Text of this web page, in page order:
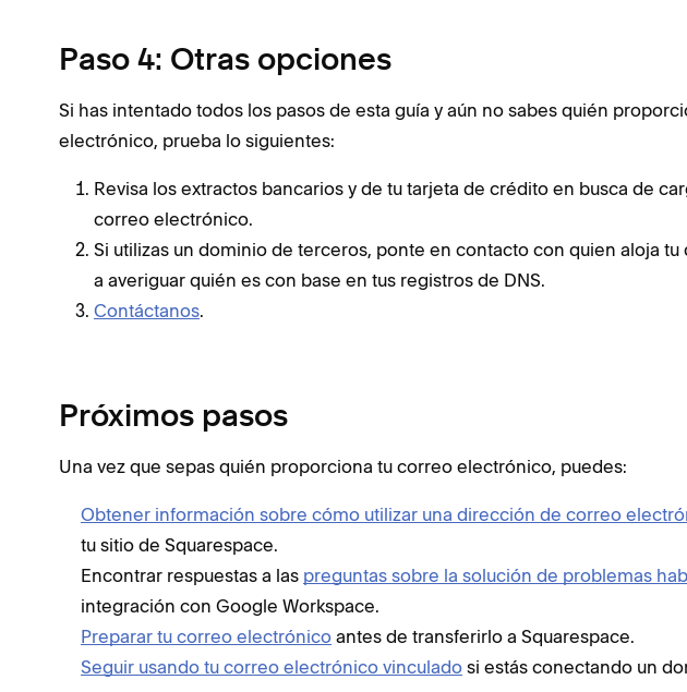
Paso 4: Otras opciones
Si has intentado todos los pasos de esta guía y aún no sabes quién
electrónico, prueba lo siguientes:
Revisa los extractos bancarios y de tu tarjeta de crédito en busca de
correo electrónico.
Si utilizas un dominio de terceros, ponte en contacto con quien aloja tu
a averiguar quién es con base en tus registros de DNS.
Contáctanos.
Próximos pasos
Una vez que sepas quién proporciona tu correo electrónico, puedes:
Obtener información sobre cómo utilizar una dirección de correo
tu sitio de Squarespace.
Encontrar respuestas a las preguntas sobre la solución de problemas
integración con Google Workspace.
Preparar tu correo electrónico antes de transferirlo a Squarespace.
Seguir usando tu correo electrónico vinculado si estás conectando un